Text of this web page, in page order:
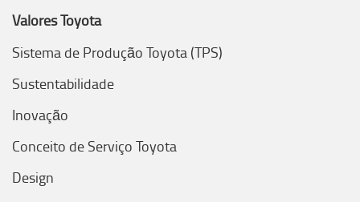
Valores Toyota
Sistema de Produção Toyota (TPS)
Sustentabilidade
Inovação
Conceito de Serviço Toyota
Design